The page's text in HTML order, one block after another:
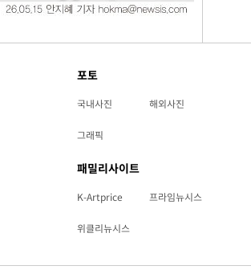
포토
국내사진 해외사진
그래픽
패밀리사이트
K-Artprice 프라임뉴시스
위클리뉴시스